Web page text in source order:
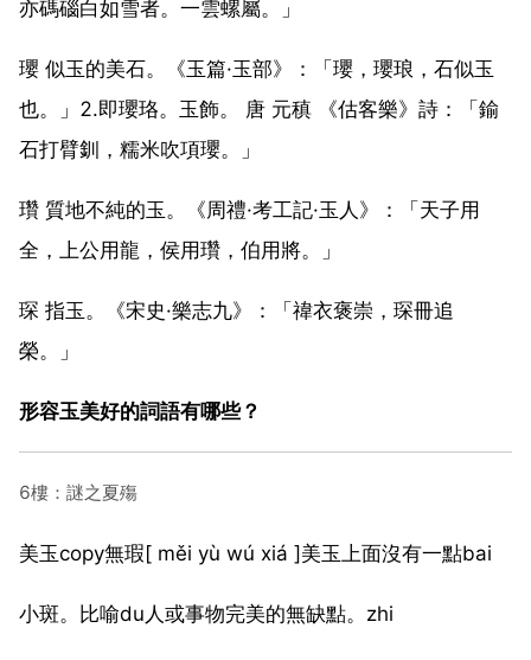
亦碼碯白如雪者。一雲螺屬。」
瓔 似玉的美石。《玉篇·玉部》：「瓔，瓔琅，石似玉
也。」2.即瓔珞。玉飾。 唐 元稹 《估客樂》詩：「鍮
石打臂釧，糯米吹項瓔。」
瓚 質地不純的玉。《周禮·考工記·玉人》：「天子用
全，上公用龍，侯用瓚，伯用將。」
琛 指玉。《宋史·樂志九》：「禕衣褒崇，琛冊追
榮。」
形容玉美好的詞語有哪些？
6樓：謎之夏殤
美玉copy無瑕[ měi yù wú xiá ]美玉上面沒有一點bai
小斑。比喻du人或事物完美的無缺點。zhi